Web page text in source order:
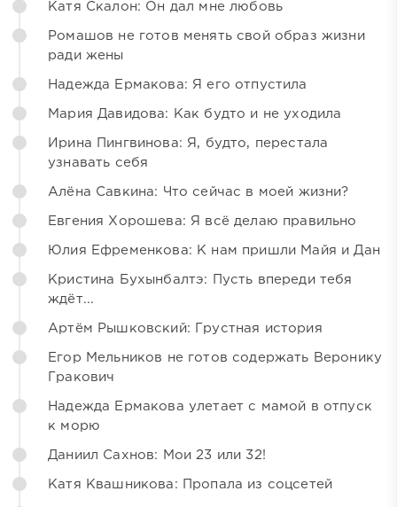
Катя Скалон: Он дал мне любовь
Ромашов не готов менять свой образ жизни
ради жены
Надежда Ермакова: Я его отпустила
Мария Давидова: Как будто и не уходила
Ирина Пингвинова: Я, будто, перестала
узнавать себя
Алёна Савкина: Что сейчас в моей жизни?
Евгения Хорошева: Я всё делаю правильно
Юлия Ефременкова: К нам пришли Майя и Дан
Кристина Бухынбалтэ: Пусть впереди тебя
ждёт...
Артём Рышковский: Грустная история
Егор Мельников не готов содержать Веронику
Гракович
Надежда Ермакова улетает с мамой в отпуск
к морю
Даниил Сахнов: Мои 23 или 32!
Катя Квашникова: Пропала из соцсетей